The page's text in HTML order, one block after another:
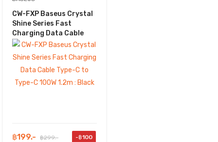
CW-FXP Baseus Crystal
Shine Series Fast
Charging Data Cable
Type-C to Type-C 100W
1.2m : Black
฿199.- ฿299.- -฿100